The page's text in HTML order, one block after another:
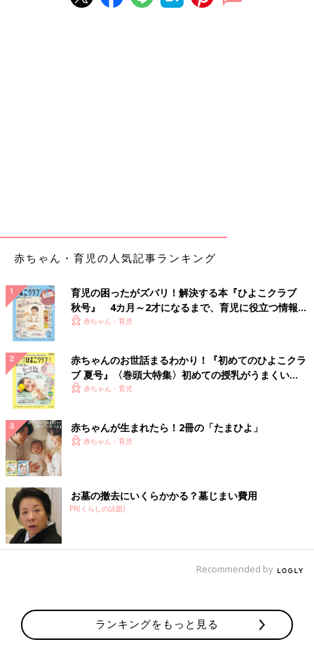
赤ちゃん・育児の人気記事ランキング
育児の困ったがズバリ！解決する本『ひよこクラブ
秋号』 4カ月～2才になるまで、育児に役立つ情報が
いっぱい！
赤ちゃん・育児
赤ちゃんのお世話まるわかり！『初めてのひよこクラ
ブ 夏号』〈巻頭大特集〉初めての授乳がうまくい
く！ おっぱい・ミルクの基本と夏のトラブル 解決テ
赤ちゃん・育児
赤ちゃんが生まれたら！2冊の「たまひよ」
赤ちゃん・育児
お墓の撤去にいくらかかる？墓じまい費用
PR(くらしの話題)
Recommended by
ランキングをもっと見る